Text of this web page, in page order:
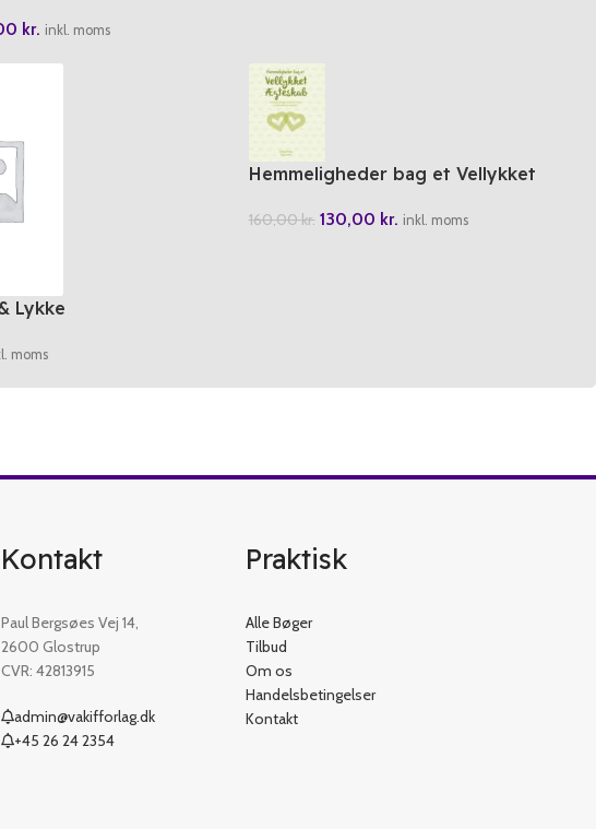
kr. inkl. moms
Lykke
moms
Hemmeligheder bag et Vellykket
160,00kr. 130,00 kr. inkl. moms
Kontakt
Paul Bergsøes Vej 14,
2600 Glostrup
CVR: 42813915
admin@vakifforlag.dk
+45 26 24 2354
Praktisk
Alle Bøger
Tilbud
Om os
Handelsbetingelser
Kontakt